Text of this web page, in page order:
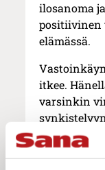
ilosanoma
positiivinen
elämässä.
itkee.
varsinkin
–